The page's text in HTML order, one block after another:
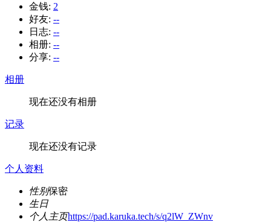
金钱: 2
好友: --
日志: --
相册: --
分享: --
相册
现在还没有相册
记录
现在还没有记录
个人资料
性别保密
生日
个人主页https://pad.karuka.tech/s/q2lW_ZWnv